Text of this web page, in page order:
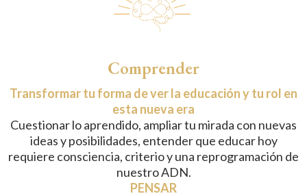
Comprender
Transformar tu forma de ver la educación y tu rol en
esta nueva era
Cuestionar lo aprendido, ampliar tu mirada con nuevas
ideas y posibilidades, entender que educar hoy
requiere consciencia, criterio y una reprogramación de
nuestro ADN.
PENSAR